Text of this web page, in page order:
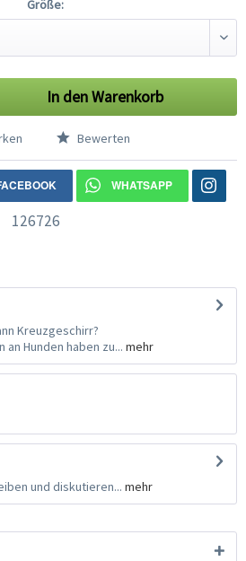
Größe:
In denWarenkorb
Bewerten
WHATSAPP
126726
Kreuzgeschirr?
Hunden haben zu... mehr
und diskutieren... mehr